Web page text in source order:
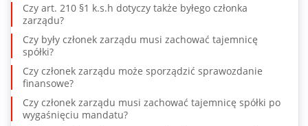
Czy art. 210 §1 k.s.h dotyczy także byłego członka
zarządu?
Czy były członek zarządu musi zachować tajemnicę
spółki?
Czy członek zarządu może sporządzić sprawozdanie
finansowe?
Czy członek zarządu musi zachować tajemnicę spółki po
wygaśnięciu mandatu?